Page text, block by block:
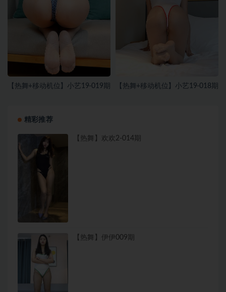
【热舞+移动机位】小艺19-019期 【热舞+移动机位】小艺19-018期
精彩推荐
【热舞】欢欢2-014期
【热舞】伊伊009期